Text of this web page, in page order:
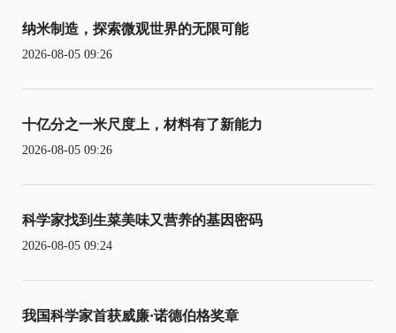
纳米制造，探索微观世界的无限可能
2026-08-05 09:26
十亿分之一米尺度上，材料有了新能力
2026-08-05 09:26
科学家找到生菜美味又营养的基因密码
2026-08-05 09:24
我国科学家首获威廉·诺德伯格奖章